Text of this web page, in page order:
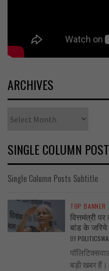
ARCHIVES
SINGLE COLUMN
Single Column Posts Subtitle
TOP BANNER
वित्तमंत्री
बांड के
BY
बड़ी खबर हैं।